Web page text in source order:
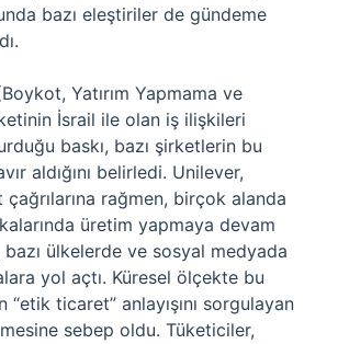
bazı eleştiriler de gündeme
Yatırım Yapmama ve
İsrail ile olan iş ilişkileri
baskı, bazı şirketlerin bu
aldığını belirledi. Unilever,
rağmen, birçok alanda
üretim yapmaya devam
ülkelerde ve sosyal medyada
yol açtı. Küresel ölçekte bu
“etik ticaret” anlayışını sorgulayan
sebep oldu. Tüketiciler,